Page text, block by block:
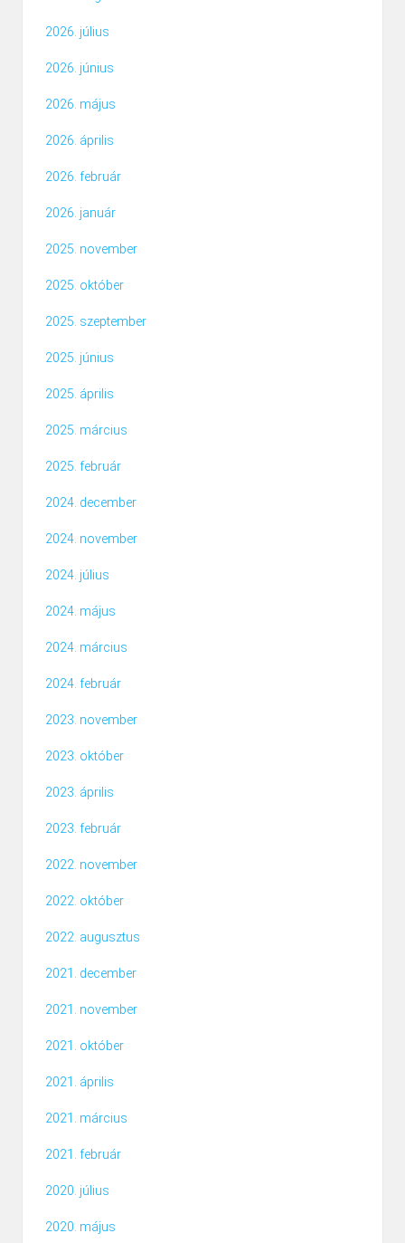
2026. július
2026. június
2026. május
2026. április
2026. február
2026. január
2025. november
2025. október
2025. szeptember
2025. június
2025. április
2025. március
2025. február
2024. december
2024. november
2024. július
2024. május
2024. március
2024. február
2023. november
2023. október
2023. április
2023. február
2022. november
2022. október
2022. augusztus
2021. december
2021. november
2021. október
2021. április
2021. március
2021. február
2020. július
2020. május